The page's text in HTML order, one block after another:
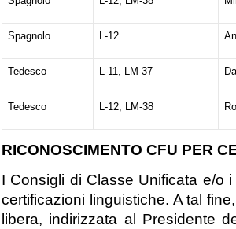
Spagnolo L-12
Tedesco L-11, LM-37
Tedesco L-12, LM-38
RICONOSCIMENTO CFU PER
I Consigli di Classe Unificata e/o
certificazioni linguistiche. A tal
libera, indirizzata al Presidente